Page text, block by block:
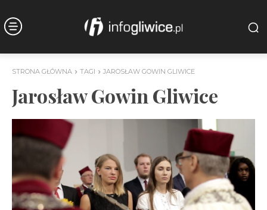
STRONA GŁÓWNA TAGI JAROSŁAW GOWIN GLIWICE
Jarosław Gowin Gliwice